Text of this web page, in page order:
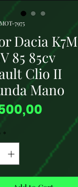
7975
Dacia K7M
85 85cv
Clio II
Mano
*